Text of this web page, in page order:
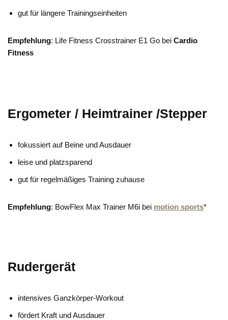
gut für längere Trainingseinheiten
Empfehlung: Life Fitness Crosstrainer E1 Go bei Cardio
Fitness
Ergometer / Heimtrainer /Stepper
fokussiert auf Beine und Ausdauer
leise und platzsparend
gut für regelmäßiges Training zuhause
Empfehlung: BowFlex Max Trainer M6i bei motion sports*
Rudergerät
intensives Ganzkörper-Workout
fördert Kraft und Ausdauer